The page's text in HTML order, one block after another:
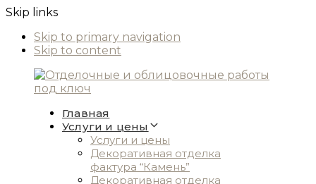
Skip links
Skip to primary navigation
Skip to content
Главная
Услуги и цены
Услуги и цены
Декоративная отделка
фактура “Камень”
Декоративная отделка